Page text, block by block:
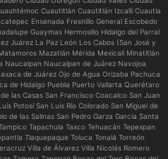
Cuautitlán Cuautitlán Izcalli Cuautla
Ensenada Fresnillo General Escobedo
Guaymas Hermosillo Hidalgo del Parral
Juárez La Paz León Los Cabos (San José y
Mazatlán Mérida Mexicali Minatitlán
Naucalpan de Juárez Navojoa
de Juárez Ojo de Agua Orizaba Pachuca
de Hidalgo Puebla Puerto Vallarta Querétaro
las Casas San Francisco Coacalco San Juan
Potosí San Luis Río Colorado San Miguel de
de las Salinas San Pedro Garza García Santa
Tapachula Taxco Tehuacán Tepexpan
Tlaquepaque Toluca Tonalá Torreón
Villa de Álvarez Villa Nicolás Romero